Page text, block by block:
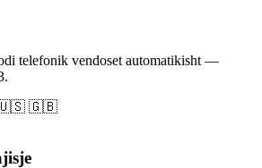
telefonik vendoset automatikisht —
🇬🇧